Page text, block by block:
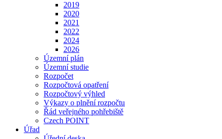
2019
2020
2021
2022
2024
2026
Územní plán
Územní studie
Rozpočet
Rozpočtová opatření
Rozpočtový výhled
Výkazy o plnění rozpočtu
Řád veřejného pohřebiště
Czech POINT
Úřad